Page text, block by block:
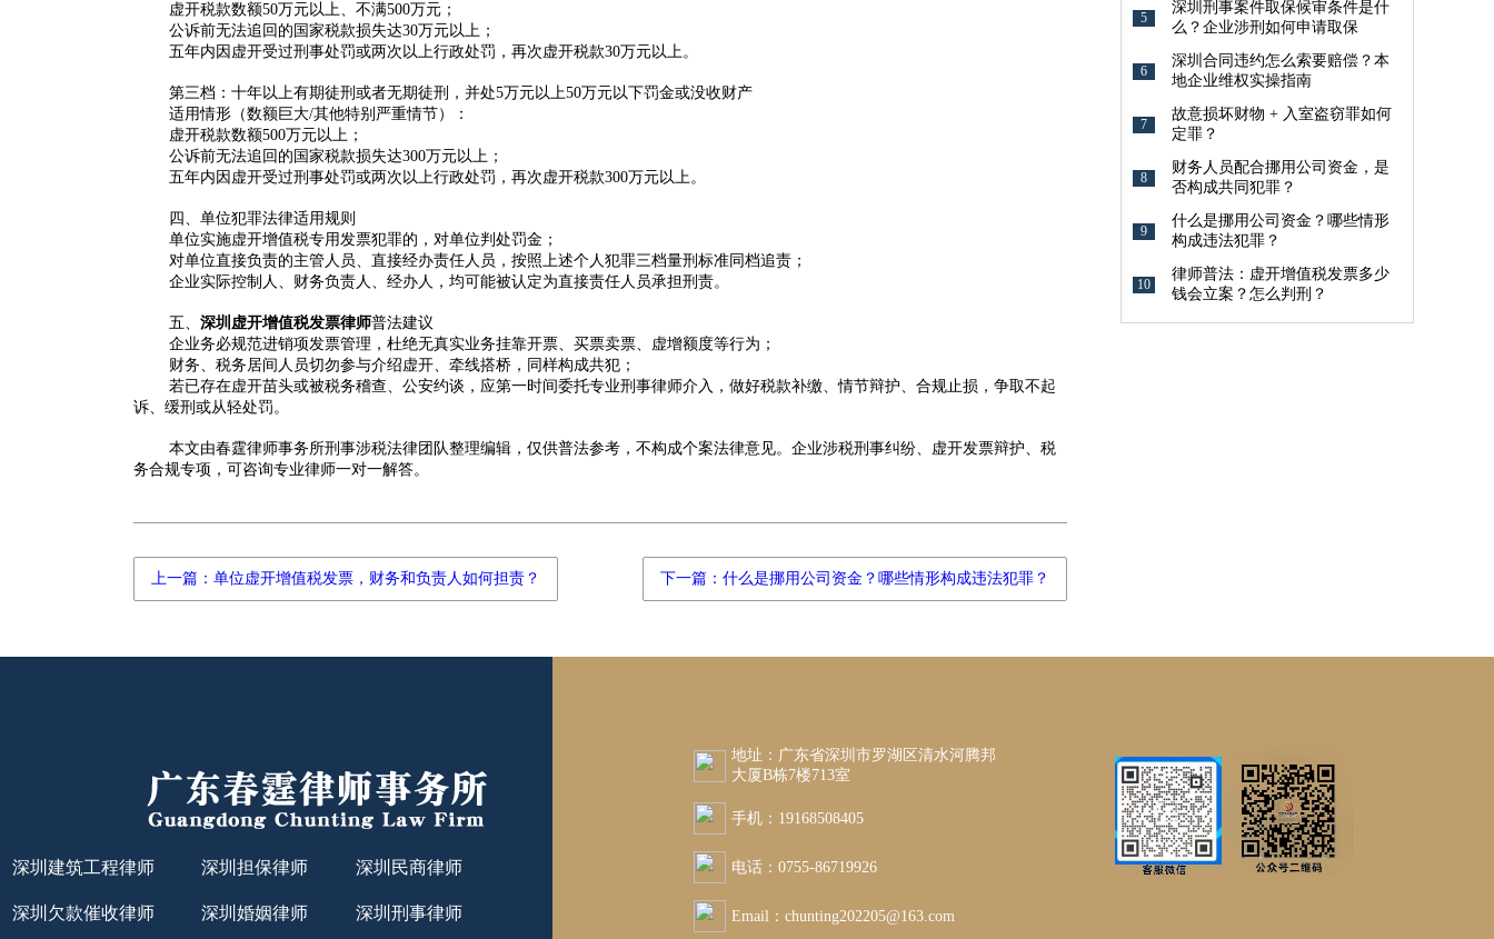
虚开税款数额50万元以上、不满500万元 ；
公诉前无法追回的国家税款损失达30万元以上 ；
五年内因虚开受过刑事处罚或两次以上行政处罚，再次虚开税款30万元以上。
第三档：十年以上有期徒刑或者无期徒刑，并处5万元以上50万元以下罚金或没收财产
适用情形（数额巨大/其他特别严重情节）：
虚开税款数额500万元以上；
公诉前无法追回的国家税款损失达300万元以上；
五年内因虚开受过刑事处罚或两次以上行政处罚，再次虚开税款300万元以上。
四、单位犯罪法律适用规则
单位实施虚开增值税专用发票犯罪的，对单位判处罚金；
对单位直接负责的主管人员、直接经办责任人员，按照上述个人犯罪三档量刑标准同档追责；
企业实际控制人、财务负责人、经办人，均可能被认定为直接责任人员承担刑责。
五、 深圳虚开增值税发票律师普法建议
企业务必规范进销项发票管理，杜绝无真实业务挂靠开票、买票卖票、虚增额度等行为；
财务、税务居间人员切勿参与介绍虚开、牵线搭桥，同样构成共犯；
若已存在虚开苗头或被税务稽查、公安约谈，应第一时间委托专业刑事律师介入，做好税款补缴、情节辩护、合规止损，争取不起
诉、缓刑或从轻处罚。
本文由春霆律师事务所刑事涉税法律团队整理编辑，仅供普法参考，不构成个案法律意见。企业涉税刑事纠纷、虚开发票辩护、税
务合规专项，可咨询专业律师一对一解答。
上一篇：单位虚开增值税发票，财务和负责人如何担责？ 下一篇：什么是挪用公司资金？哪些情形构成违法犯罪？
5
深圳刑事案件取保候审条件是什
么？企业涉刑如何申请取保
6
深圳合同违约怎么索要赔偿？本
地企业维权实操指南
7
故意损坏财物 + 入室盗窃罪如何
定罪？
8
财务人员配合挪用公司资金，是
否构成共同犯罪？
9
什么是挪用公司资金？哪些情形
构成违法犯罪？
10
律师普法：虚开增值税发票多少
钱会立案？怎么判刑？
深圳建筑工程律师 深圳担保律师 深圳民商律师
深圳欠款催收律师 深圳婚姻律师 深圳刑事律师
地址：广东省深圳市罗湖区清水河腾邦
大厦B栋7楼713室
手机：19168508405
电话：0755-86719926
Email：chunting202205@163.com